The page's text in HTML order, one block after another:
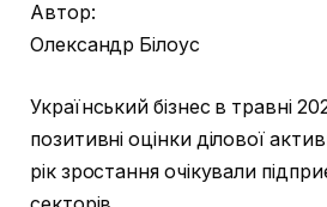
Автор:
Олександр Білоус
Український бізнес в травні
позитивні оцінки ділової
рік зростання очікували